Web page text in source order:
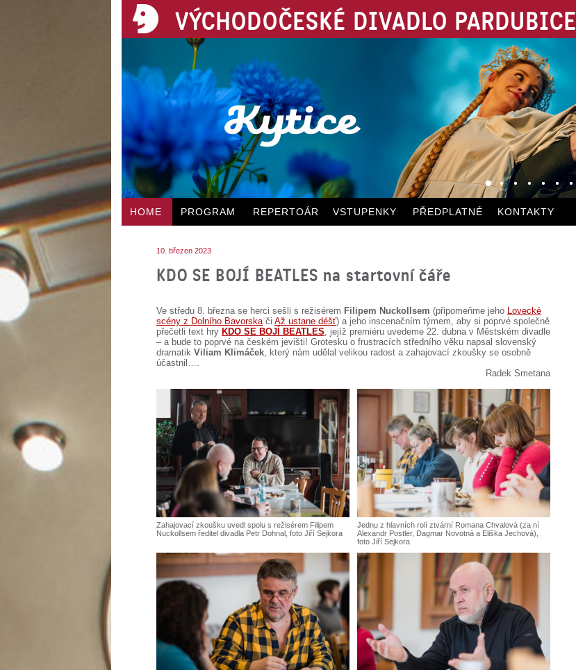
VÝCHODOČESKÉ DIVADLO PARDUBICE
HOME PROGRAM REPERTOÁR VSTUPENKY PŘEDPLATNÉ KONTAKTY
10. březen 2023
KDO SE BOJÍ BEATLES na startovní čáře
Ve středu 8. března se herci sešli s režisérem Filipem Nuckollsem (připomeňme jeho Lovecké
scény z Dolního Bavorskači Až ustane déšť) a jeho inscenačním týmem, aby si poprvé společně
přečetli text hry KDO SE BOJÍ BEATLES, jejíž premiéru uvedeme 22. dubna v Městském divadle
– a bude to poprvé na českém jevišti! Grotesku o frustracích středního věku napsal slovenský
dramatik Viliam Klimáček, který nám udělal velikou radost a zahajovací zkoušky se osobně
účastnil….
Radek Smetana
Zahajovací zkoušku uvedl spolu s režisérem Filipem
Nuckollsem ředitel divadla Petr Dohnal, foto Jiří Sejkora
Jednu z hlavních rolí ztvární Romana Chvalová (za ní
Alexandr Postler, Dagmar Novotná a Eliška Jechová),
foto Jiří Sejkora